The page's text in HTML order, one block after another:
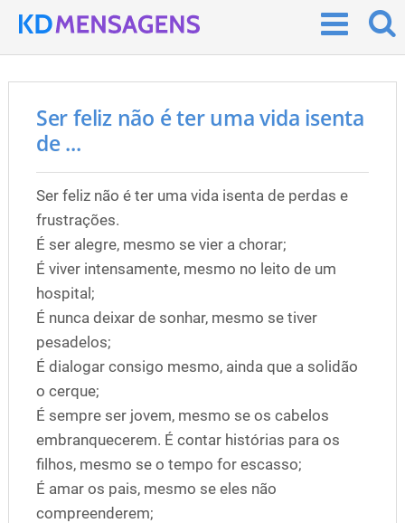
Ser feliz não é ter uma vida isenta
de ...
Ser feliz não é ter uma vida isenta de perdas e
frustrações.
É ser alegre, mesmo se vier a chorar;
É viver intensamente, mesmo no leito de um
hospital;
É nunca deixar de sonhar, mesmo se tiver
pesadelos;
É dialogar consigo mesmo, ainda que a solidão
o cerque;
É sempre ser jovem, mesmo se os cabelos
embranquecerem. É contar histórias para os
filhos, mesmo se o tempo for escasso;
É amar os pais, mesmo se eles não
compreenderem;